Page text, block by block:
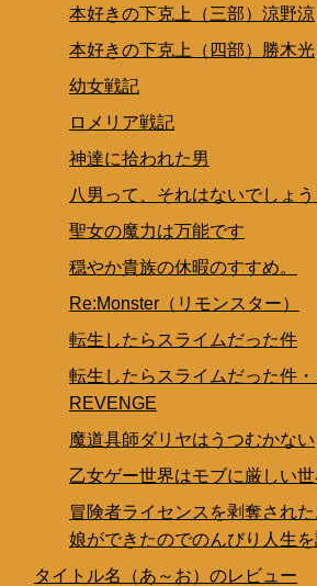
本好きの下克上（三部）涼野涼
本好きの下克上（四部）勝木光
幼女戦記
ロメリア戦記
神達に拾われた男
八男って、それはないでしょう
聖女の魔力は万能です
穏やか貴族の休暇のすすめ。
Re:Monster（リモンスター）
転生したらスライムだった件
転生したらスライムだった件
REVENGE
魔道具師ダリヤはうつむかない
乙女ゲー世界はモブに厳しい世
冒険者ライセンスを剥奪され
娘ができたのでのんびり人生
タイトル名（あ～お）のレビュー